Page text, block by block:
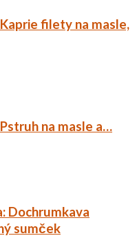
filety na masle,
na masle a…
Dochrumkava
sumček